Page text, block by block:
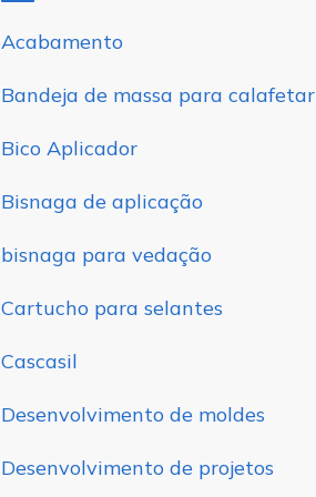
Acabamento
Bandeja de massa para calafetar
Bico Aplicador
Bisnaga de aplicação
bisnaga para vedação
Cartucho para selantes
Cascasil
Desenvolvimento de moldes
Desenvolvimento de projetos